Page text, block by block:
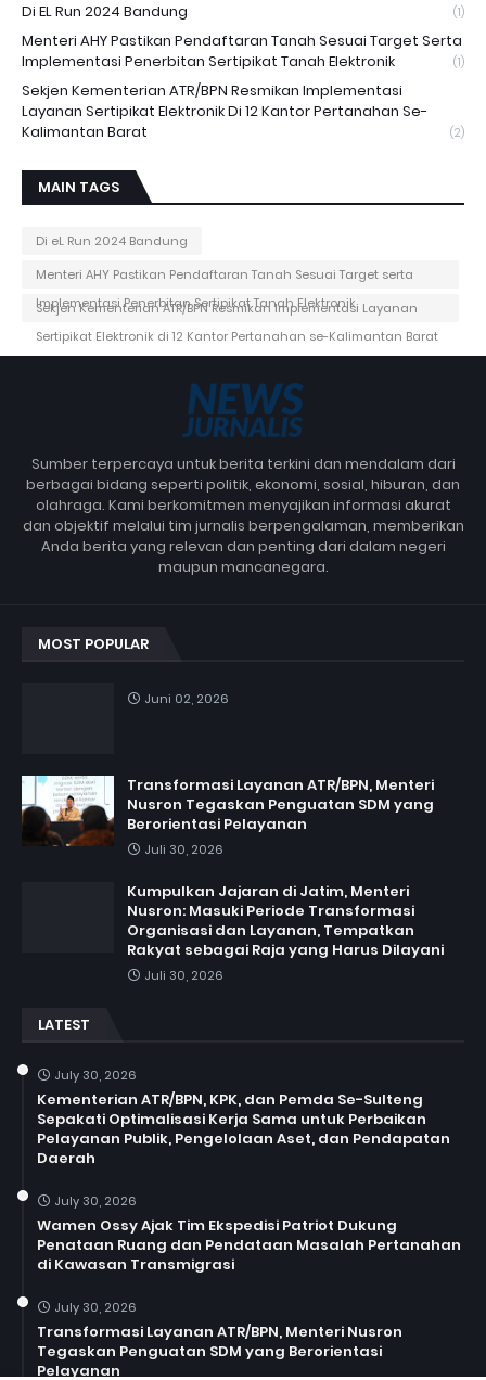
Di EL Run 2024 Bandung (1)
Menteri AHY Pastikan Pendaftaran Tanah Sesuai Target Serta
Implementasi Penerbitan Sertipikat Tanah Elektronik
(1)
Sekjen Kementerian ATR/BPN Resmikan Implementasi
Layanan Sertipikat Elektronik Di 12 Kantor Pertanahan Se-
Kalimantan Barat
(2)
MAIN TAGS
Di eL Run 2024 Bandung
Menteri AHY Pastikan Pendaftaran Tanah Sesuai Target serta
Implementasi Penerbitan Sertipikat Tanah Elektronik
Sekjen Kementerian ATR/BPN Resmikan Implementasi Layanan
Sertipikat Elektronik di 12 Kantor Pertanahan se-Kalimantan Barat
Sumber terpercaya untuk berita terkini dan mendalam dari
berbagai bidang seperti politik, ekonomi, sosial, hiburan, dan
olahraga. Kami berkomitmen menyajikan informasi akurat
dan objektif melalui tim jurnalis berpengalaman, memberikan
Anda berita yang relevan dan penting dari dalam negeri
maupun mancanegara.
MOST POPULAR
Juni 02, 2026
Transformasi Layanan ATR/BPN, Menteri
Nusron Tegaskan Penguatan SDM yang
Berorientasi Pelayanan
Juli 30, 2026
Kumpulkan Jajaran di Jatim, Menteri
Nusron: Masuki Periode Transformasi
Organisasi dan Layanan, Tempatkan
Rakyat sebagai Raja yang Harus Dilayani
Juli 30, 2026
LATEST
July 30, 2026
Kementerian ATR/BPN, KPK, dan Pemda Se-Sulteng
Sepakati Optimalisasi Kerja Sama untuk Perbaikan
Pelayanan Publik, Pengelolaan Aset, dan Pendapatan
Daerah
July 30, 2026
Wamen Ossy Ajak Tim Ekspedisi Patriot Dukung
Penataan Ruang dan Pendataan Masalah Pertanahan
di Kawasan Transmigrasi
July 30, 2026
Transformasi Layanan ATR/BPN, Menteri Nusron
Tegaskan Penguatan SDM yang Berorientasi
Pelayanan